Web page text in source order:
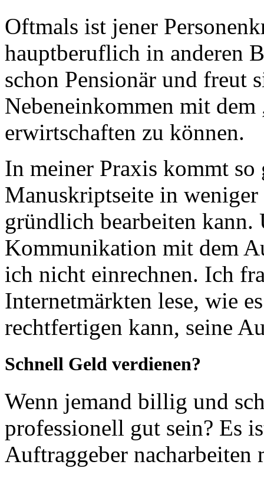
Oftmals ist jener
hauptberuflich in anderen
schon Pensionär und freut
Nebeneinkommen mit
erwirtschaften zu können.
In meiner Praxis kommt
Manuskriptseite in
gründlich bearbeiten
Kommunikation mit dem
ich nicht einrechnen. Ich
Internetmärkten lese, wie
rechtfertigen kann, seine
Schnell Geld verdienen?
Wenn jemand billig und
professionell gut sein? Es
Auftraggeber nacharbeiten